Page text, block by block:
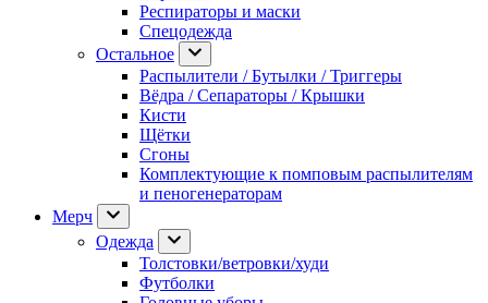
Респираторы и маски
Спецодежда
Остальное
Распылители / Бутылки / Триггеры
Вёдра / Сепараторы / Крышки
Кисти
Щётки
Сгоны
Комплектующие к помповым распылителям
и пеногенераторам
Мерч
Одежда
Толстовки/ветровки/худи
Футболки